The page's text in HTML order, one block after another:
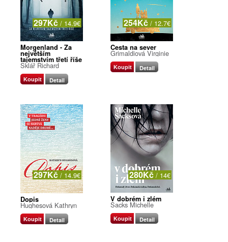
297Kč / 14.9€
Morgenland - Za
největším
tajemstvím třetí říše
Sklář Richard
Koupit Detail
254Kč / 12.7€
Cesta na sever
Grimaldiová Virginie
Koupit Detail
297Kč / 14.9€
Dopis
Hughesová Kathryn
Koupit Detail
280Kč / 14€
V dobrém i zlém
Sacks Michelle
Koupit Detail